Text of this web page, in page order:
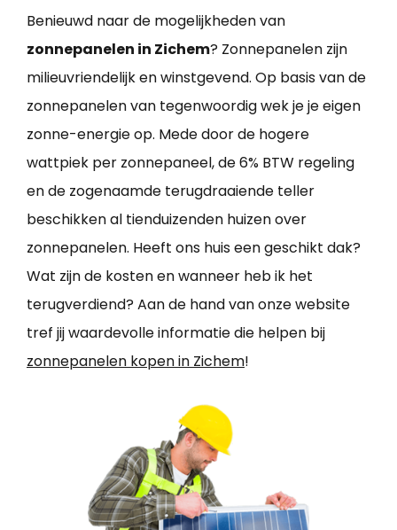
Benieuwd naar de mogelijkheden van
zonnepanelen in Zichem? Zonnepanelen zijn
milieuvriendelijk en winstgevend. Op basis van de
zonnepanelen van tegenwoordig wek je je eigen
zonne-energie op. Mede door de hogere
wattpiek per zonnepaneel, de 6% BTW regeling
en de zogenaamde terugdraaiende teller
beschikken al tienduizenden huizen over
zonnepanelen. Heeft ons huis een geschikt dak?
Wat zijn de kosten en wanneer heb ik het
terugverdiend? Aan de hand van onze website
tref jij waardevolle informatie die helpen bij
zonnepanelen kopen in Zichem!